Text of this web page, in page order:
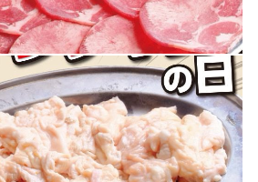
行っています。
産牛
の国産牛🐮／
でいただくべく、
なっています
柔らかさを、
堪能ください！